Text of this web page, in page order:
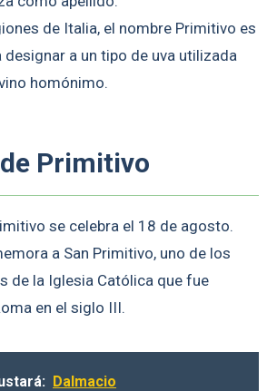
de Italia, el nombre Primitivo es
designar a un tipo de uva utilizada
homónimo.
Primitivo
se celebra el 18 de agosto.
a San Primitivo, uno de los
de la Iglesia Católica que fue
en el siglo III.
Dalmacio